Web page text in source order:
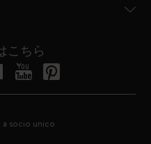
こちら
socio unico